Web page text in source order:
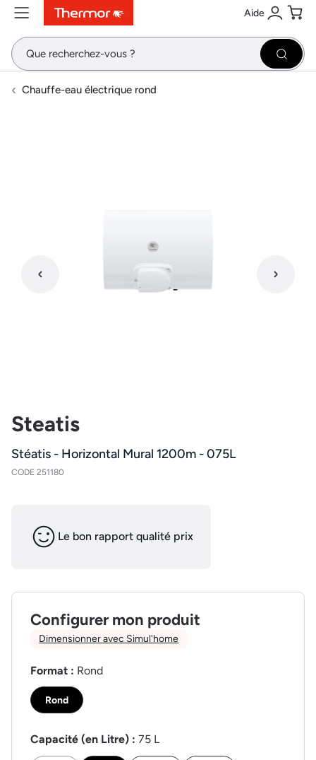
ContenuMenuRecherche Aide
Se
Chauffe-eau électrique rond
Steatis
Stéatis - Horizontal Mural 1200m - 075L
CODE 251180
Le bon rapport qualité prix
Configurer mon produit
Dimensionner avec Simul'home
Format : Rond
Rond
Capacité (en Litre) : 75 L